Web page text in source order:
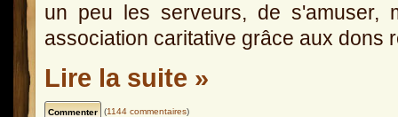
un peu les serveurs, de s'amuser,
association caritative grâce aux dons
Lire la suite »
(1144 commentaires)